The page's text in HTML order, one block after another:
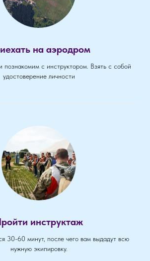
на аэродром
с инструктором. Взять с собой
удостоверение личности
инструктаж
30-60 минут, после чего вам выдадут всю
нужную экипировку.